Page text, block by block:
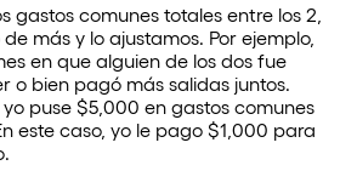
gastos comunes totales entre los 2,
más y lo ajustamos. Por ejemplo,
en que alguien de los dos fue
o bien pagó más salidas juntos.
puse $5,000 en gastos comunes
este caso, yo le pago $1,000 para